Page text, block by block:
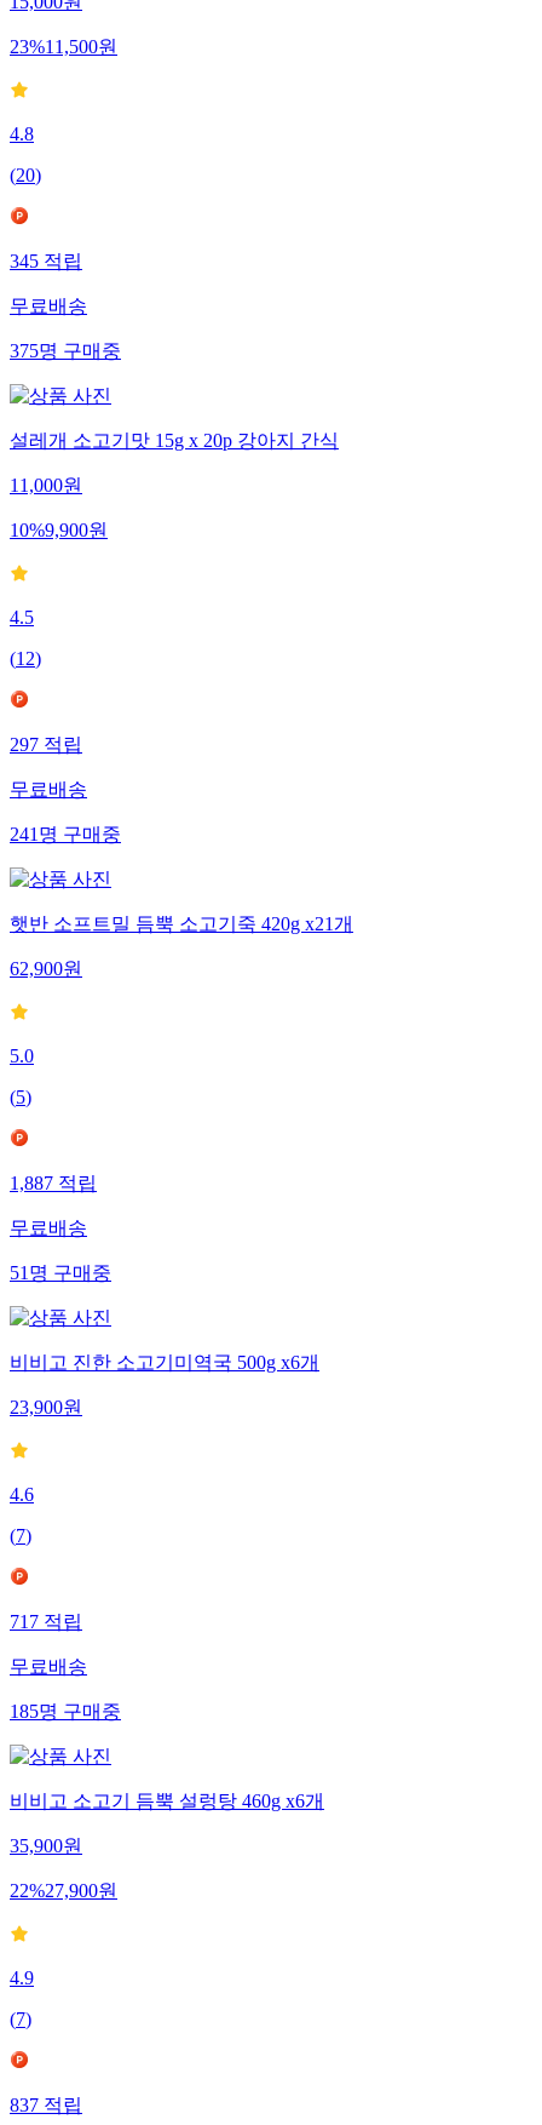
23%11,500원
4.8
(20)
345 적립
무료배송
375명 구매중
설레개 소고기맛 15g x 20p 강아지 간식
11,000원
10%9,900원
4.5
(12)
297 적립
무료배송
241 명 구매중
햇반 소프트밀 듬뿍 소고기죽 420g x21개
62,900원
5.0
(5)
1,887 적립
무료배송
51 명 구매중
비비고 진한 소고기미역국 500g x6개
23,900원
4.6
(7)
717 적립
무료배송
185명 구매중
비비고 소고기 듬뿍 설렁탕 460g x6개
35,900원
22%27,900원
4.9
(7)
837 적립